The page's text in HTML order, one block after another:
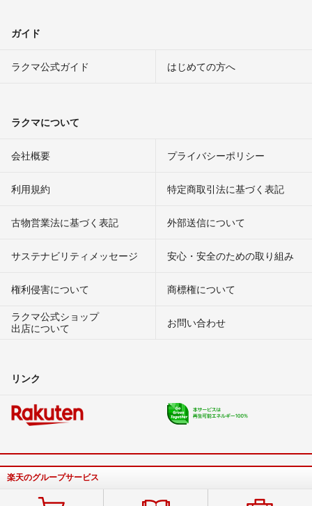
ガイド
ラクマ公式ガイド はじめての方へ
ラクマについて
会社概要 プライバシーポリシー
利用規約 特定商取引法に基づく表記
古物営業法に基づく表記 外部送信について
サステナビリティメッセージ 安心・安全のための取り組み
権利侵害について
商標権について
ラクマ公式ショップ
出店について
お問い合わせ
リンク
楽天のグループサービス